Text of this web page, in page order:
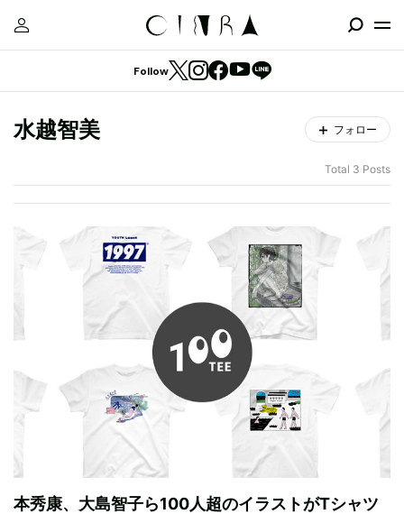
Follow
水越智美 フォロー
Total 3 Posts
本秀康、大島智子ら100人超のイラストがTシャツ